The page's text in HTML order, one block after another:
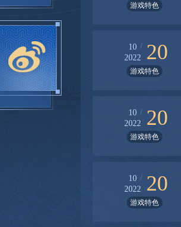
游戏特色
10
2022
20
/
游戏特色
10
2022
20
/
游戏特色
10
2022
20
/
游戏特色